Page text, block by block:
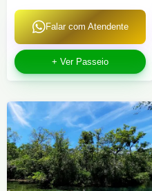
Falar com Atendente
+ Ver Passeio